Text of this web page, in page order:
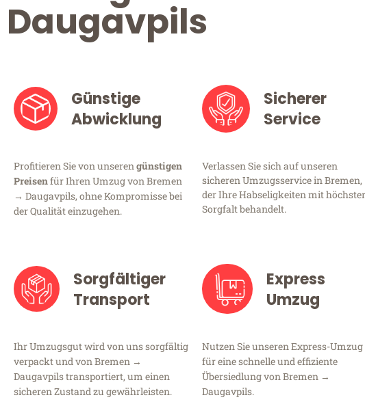
Daugavpils
Günstige
Abwicklung
Profitieren Sie von unserengünstigen
Preisenfür Ihren Umzug von Bremen
→ Daugavpils, ohne Kompromisse bei
der Qualität einzugehen.
Sicherer
Service
Verlassen Sie sich auf unseren
sicheren Umzugsservice in Bremen,
der Ihre Habseligkeiten mit höchster
Sorgfalt behandelt.
Sorgfältiger
Transport
Ihr Umzugsgut wird von uns sorgfältig
verpackt und von Bremen →
Daugavpils transportiert, um einen
sicheren Zustand zu gewährleisten.
Express
Umzug
Nutzen Sie unseren Express-Umzug
für eine schnelle und effiziente
Übersiedlung von Bremen →
Daugavpils.